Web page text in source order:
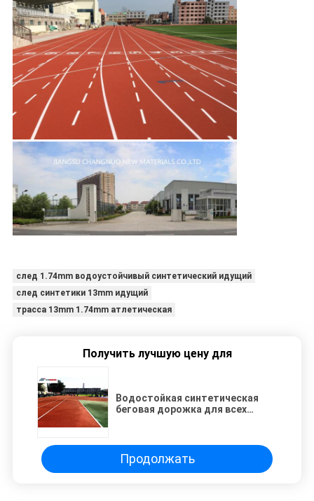
след 1.74mm водоустойчивый синтетический идущий
след синтетики 13mm идущий
трасса 13mm 1.74mm атлетическая
Получить лучшую цену для
Водостойкая синтетическая
беговая дорожка для всех
Продолжать